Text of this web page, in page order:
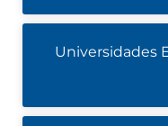
Universidades